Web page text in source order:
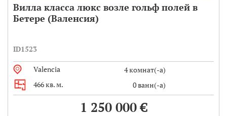
Вилла класса люкс возле гольф полей в
Бетере (Валенсия)
ID1523
Valencia
4 комнат(-а)
466 кв. м.
0 ванн(-а)
1 250 000 €